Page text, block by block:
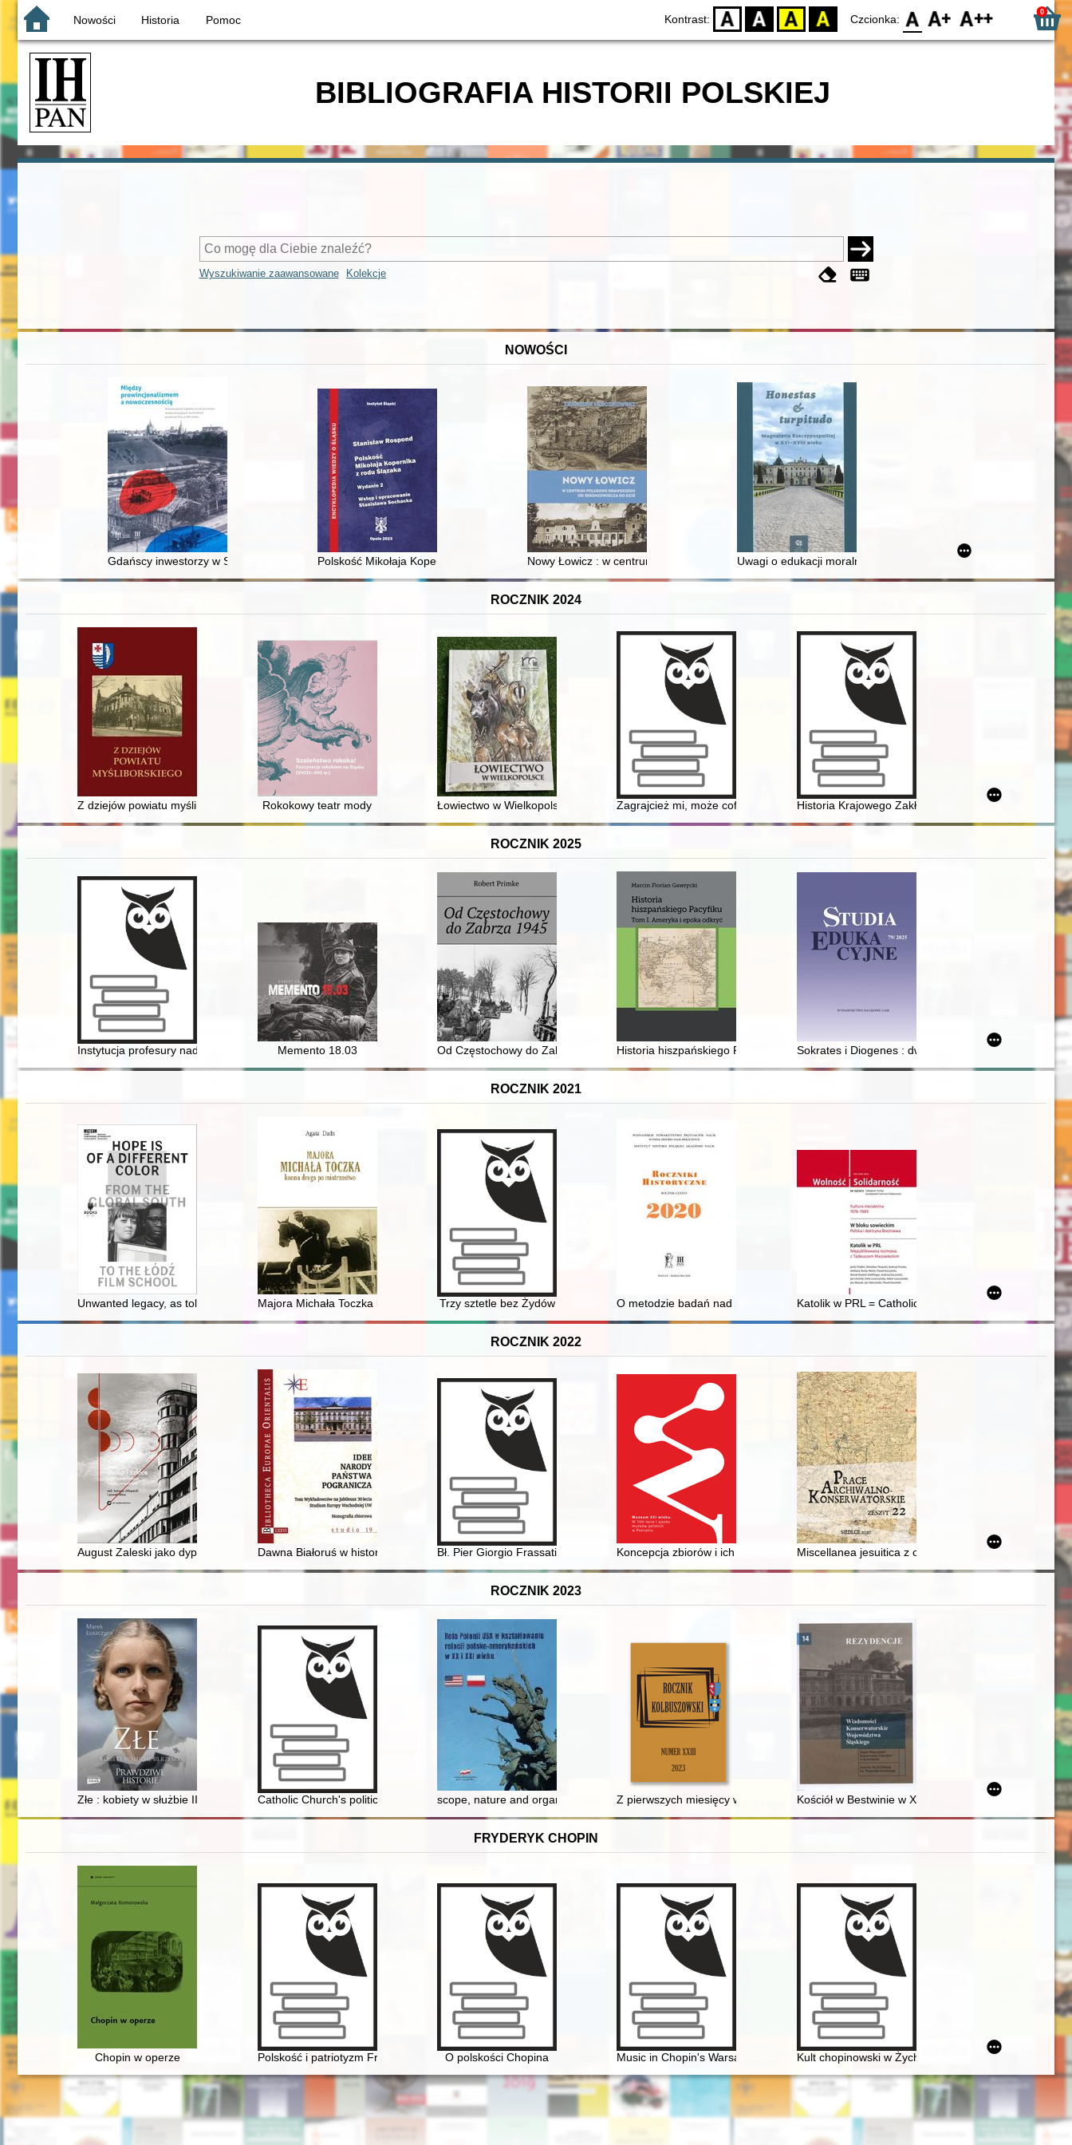
Nowości Historia Pomoc Kontrast: D BW YB BY Czcionka: F0 F1 F2 0
BIBLIOGRAFIA HISTORII POLSKIEJ
Wyszukiwanie zaawansowane Kolekcje
NOWOŚCI
Gdańscy inwestorzy w Sopocie : prestiż finansowy i towarzyski lokalnego mieszczaństwa w 2. poł. XIX w
Polskość Mikołaja Kopernika z rodu ŚlązakaNowy Łowicz : w centrum poligonu drawskiego od średniowiecza do dziśUwagi o edukacji moralnej synów szlacheckich w XVI-wiecznej
ROCZNIK 2024
Z dziejów powiatu myśliborskiego Rokokowy teatr mody Łowiectwo w Wielkopolsce : 100 lat Polskiego Związku ŁowieckiegoZagrajcież mi, może cofnie się czas... : pamięci Piotra Kuli 1995-2023
Historia Krajowego Zakładu Psychiatrycznego w
ROCZNIK 2025
Instytucja profesury nadzwyczajnej w polskim państwowym szkolnictwie akademickim w latach 1920-1939
Memento 18.03 Od Częstochowy do Zabrza 1945 Historia hiszpańskiego Pacyfiku. T. 1,Sokrates i Diogenes : dwie antyczne metody edukacji
ROCZNIK 2021
Unwanted legacy, as told by its witnesses : Arab students in People's Poland
Majora Michała Toczka konna droga po mistrzostwo
Trzy sztetle bez Żydów O metodzie badań nad małżeństwem późnośredniowiecznym
Katolik w PRL = Catholic in communist Poland
ROCZNIK 2022
August Zaleski jako dyplomata w okresie Drugiej RzeczypospolitejDawna Białoruś w historycznej koncepcji polskiego mediewisty Henryka Paszkiewicza (1897-1979)
Bł. Pier Giorgio Frassati Koncepcja zbiorów i ich ekspozycja w Muzeum Wielkopolskim w latach 1919-1939
Miscellanea jesuitica z czasów nauki Marcina
ROCZNIK 2023
Złe : kobiety w służbie III Rzeszy Catholic Church's politics of memoryscope, nature and organization of American aid to Poles in the country and abroad at the beginning of World War II
Z pierwszych miesięcy wojny : z pamiętnika nastolatkiKościół w Bestwinie w XVI-XVII wieku : nowe ustalenia
FRYDERYK CHOPIN
Chopin w operze Polskość i patriotyzm Fryderyka ChopinaO polskości Chopina Music in Chopin's Warsaw Kult chopinowski w Żychlinie